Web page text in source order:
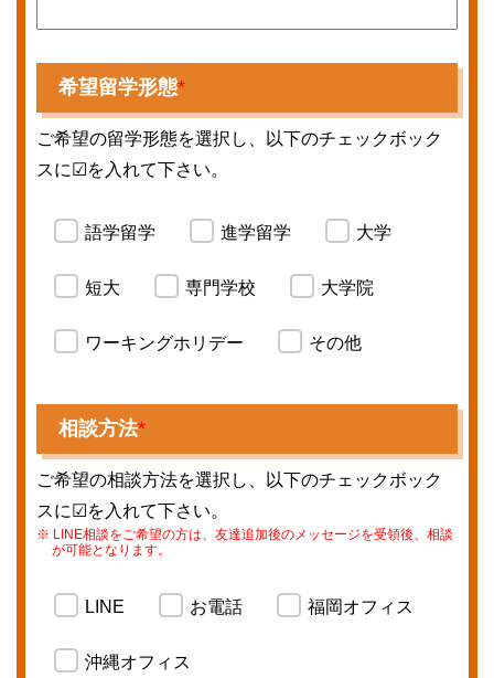
希望留学形態*
ご希望の留学形態を選択し、以下のチェックボック
スに☑を入れて下さい。
語学留学 進学留学 大学
短大 専門学校 大学院
ワーキングホリデー その他
相談方法*
ご希望の相談方法を選択し、以下のチェックボック
スに☑を入れて下さい。
LINE相談をご希望の方は、友達追加後のメッセージを受領後、相談
が可能となります。
LINE お電話 福岡オフィス
沖縄オフィス